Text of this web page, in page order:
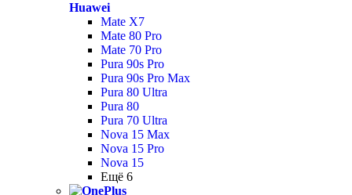
Huawei
Mate X7
Mate 80 Pro
Mate 70 Pro
Pura 90s Pro
Pura 90s Pro Max
Pura 80 Ultra
Pura 80
Pura 70 Ultra
Nova 15 Max
Nova 15 Pro
Nova 15
Ещё 6